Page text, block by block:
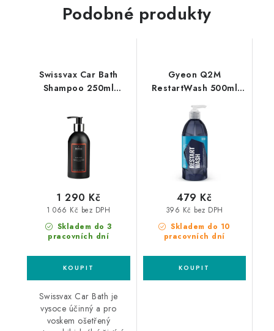
Podobné produkty
Swissvax Car Bath
Shampoo 250ml
Skladem do 3
pracovních dní
1 066 Kč bez DPH
1 290 Kč
Swissvax Car Bath je
vysoce účinný a pro
voskem ošetřený
Gyeon Q2M
RestartWash 500ml
autošampon
Skladem do 10
pracovních dní
396 Kč bez DPH
479 Kč